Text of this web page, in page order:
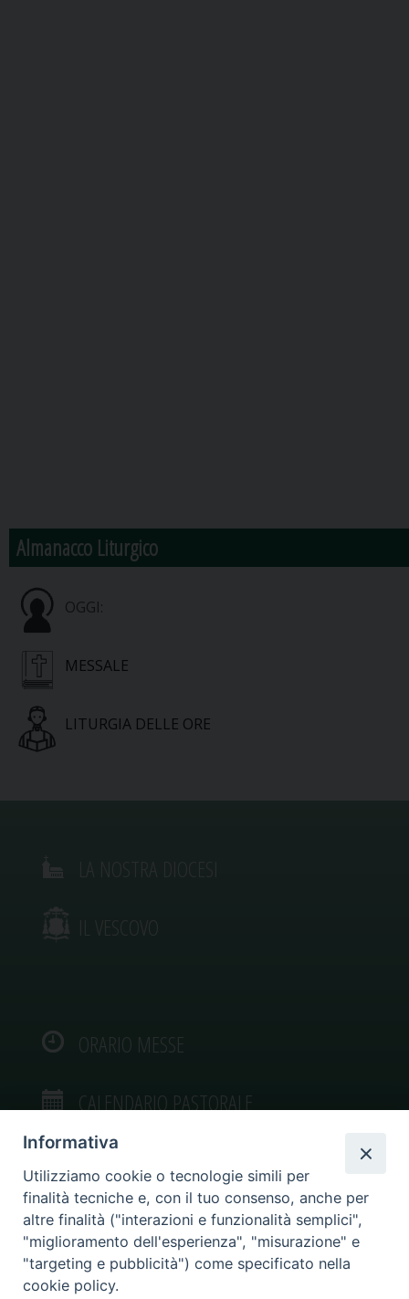
Almanacco Liturgico
OGGI:
MESSALE
LITURGIA DELLE ORE
IL VESCOVO
ORARIO MESSE
CALENDARIO PASTORALE
VIDEOGALLERY
PHOTOGALLERY
Informativa
Utilizziamo cookie o tecnologie simili per
finalità tecniche e, con il tuo consenso, anche per
altre finalità ("interazioni e funzionalità semplici",
"miglioramento dell'esperienza", "misurazione" e
"targeting e pubblicità") come specificato nella
cookie policy.